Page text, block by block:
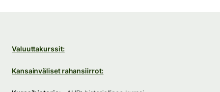
Valuuttakurssit:
Kansainväliset rahansiirrot: